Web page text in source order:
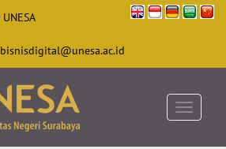
UNESA
bisnisdigital@unesa.ac.id